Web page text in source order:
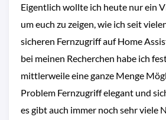
Eigentlich wollte ich heute nur ein
um euch zu zeigen, wie ich seit
sicheren Fernzugriff auf Home
bei meinen Recherchen habe ich
mittlerweile eine ganze Menge
Problem Fernzugriff elegant und
es gibt auch immer noch sehr viele